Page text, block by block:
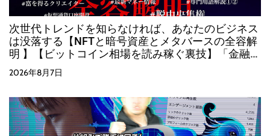
次世代トレンドを知らなければ、あなたのビジネス
は没落する【NFTと暗号資産とメタバースの全容解
明 】【ビットコイン相場を読み稼ぐ裏技】「金融・
経済が変革する時、必ずそこに大きな富が生まれま
す」
2026年8月7日